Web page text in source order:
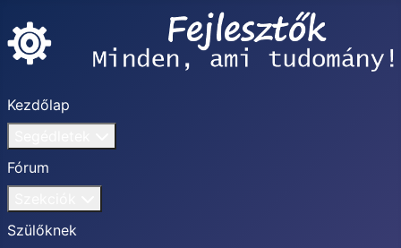
Kezdőlap
Fórum
Szülőknek